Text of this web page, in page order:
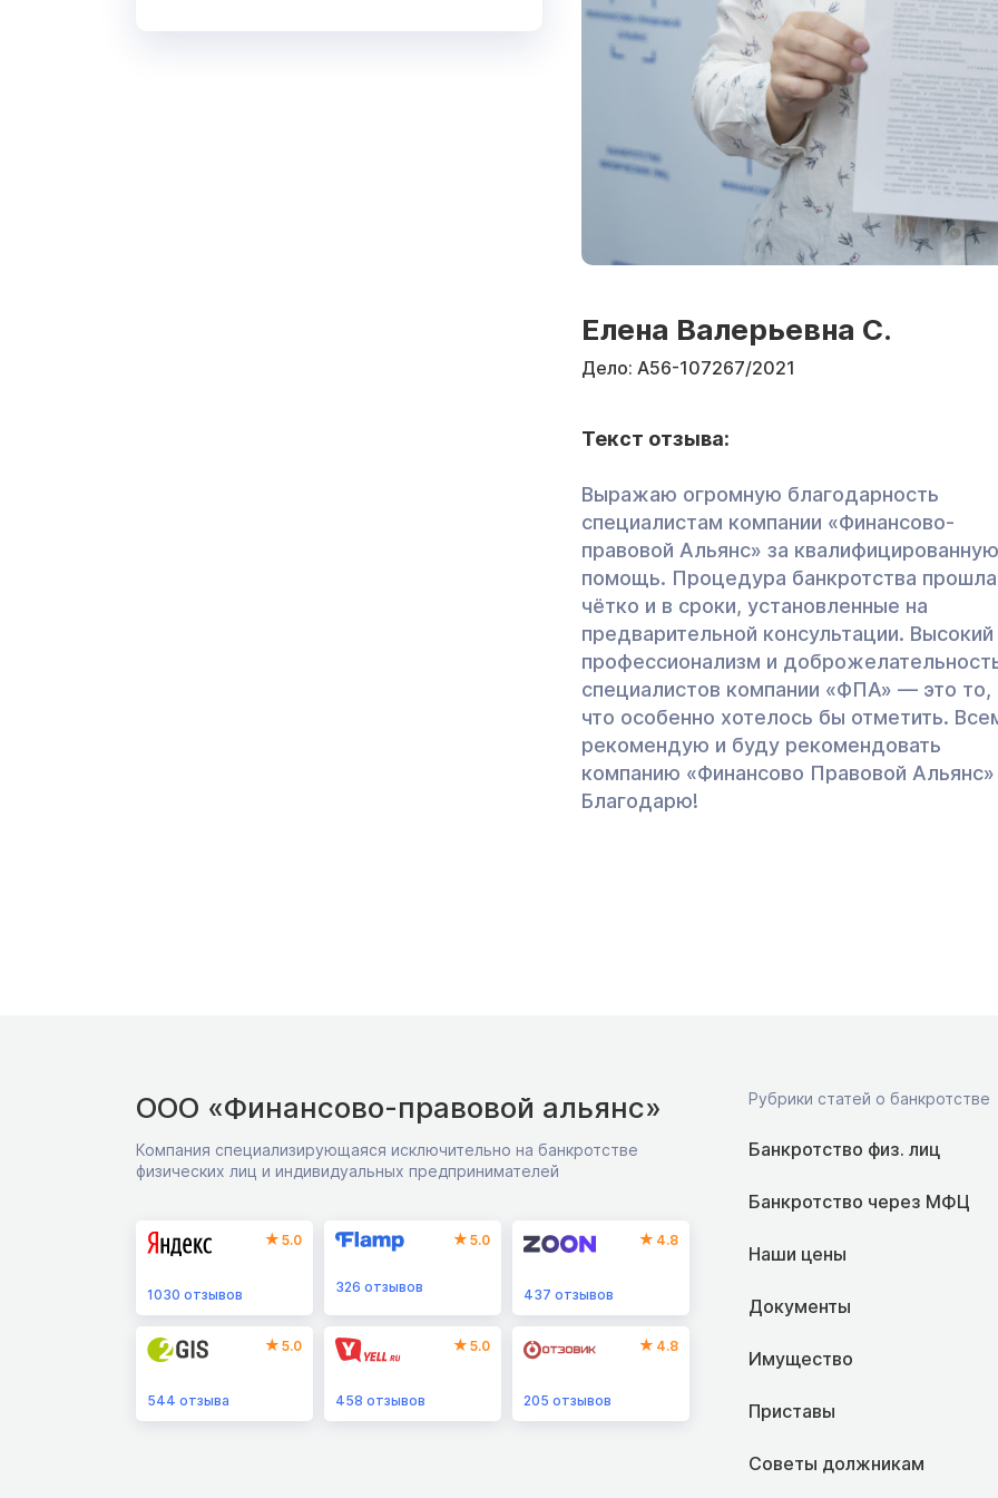
Елена Валерьевна С.
Дело: А56-107267/2021
Текст отзыва:
Выражаю огромную благодарность
специалистам компании «Финансово-
правовой Альянс» за квалифицированную
помощь. Процедура банкротства прошла
чётко и в сроки, установленные на
предварительной консультации. Высокий
профессионализм и
специалистов компании «ФПА» — это то,
что особенно хотелось бы отметить.
рекомендую и буду рекомендовать
компанию «Финансово Правовой Альянс»
Благодарю!
ООО «Финансово-правовой альянс»
Компания специализирующаяся исключительно на банкротстве
физических лиц и индивидуальных предпринимателей
5.0
1030 отзывов
5.0
326 отзывов
4.8
437 отзывов
5.0
544 отзыва
5.0
458 отзывов
4.8
205 отзывов
Рубрики статей о банкротстве
Банкротство физ. лиц
Банкротство через МФЦ
Наши цены
Документы
Имущество
Приставы
Советы должникам